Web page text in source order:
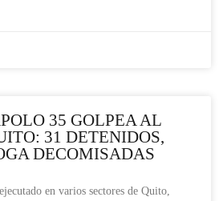
35 GOLPEA AL
31 DETENIDOS,
DECOMISADAS
en varios sectores de Quito,